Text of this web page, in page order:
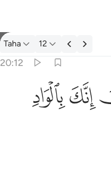
Tefsir: Taha 20:12
Taha 12
20:12
انك بالواد المقدس طوى ١٢
بِٱلْوَادِ ٱلْمُقَدَّسِ طُوًۭى ١٢
ﲿﳀ